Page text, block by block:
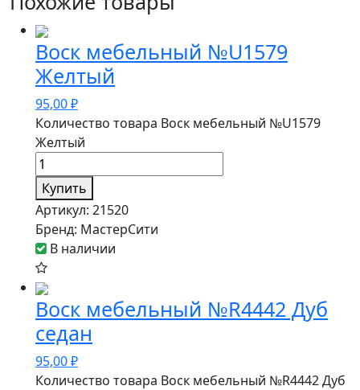
Воск мебельный №U1579
Желтый
95,00₽
Количество товара Воск мебельный №U1579
Желтый
Купить
Артикул: 21520
Бренд: МастерСити
В наличии
Воск мебельный №R4442 Дуб
седан
95,00₽
Количество товара Воск мебельный №R4442 Дуб